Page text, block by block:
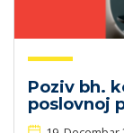
Poziv bh.
poslovnoj